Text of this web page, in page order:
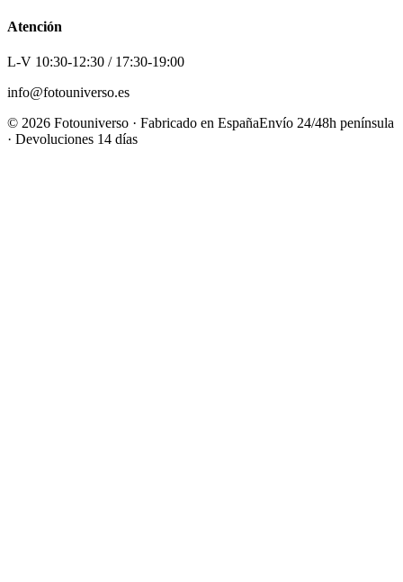
Atención
L-V 10:30-12:30 / 17:30-19:00
info@fotouniverso.es
© 2026 Fotouniverso · Fabricado en EspañaEnvío 24/48h península
· Devoluciones 14 días